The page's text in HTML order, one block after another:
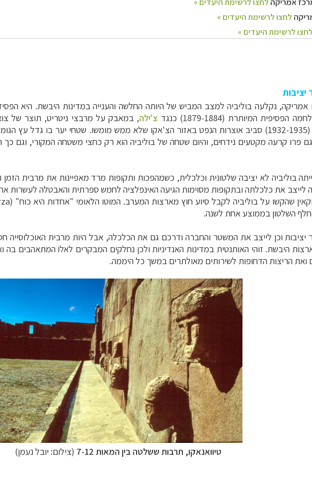
יציבות
המיותרת (1879-1884) כנגד
צ'ילה, במאבק על מרבצי ניטריט, תוצר של
פרגוואי במלחמה מיותרת (1932-1935) סביב אוצרות הנפט באזור הצ'אקו שלא ממש מומשו. שטחי יער
פרו קרעה מקטעים נידחים, והיום שטחה של בוליביה הוא רק כחצי משטחה המקורי, וגם
בוליביה לא יציבה שלטונית וכלכלית, כשמהפכות ותקופות מרד מאפיינות את מרבית
את כלכלתה ובתקופות מסוימות הגיעה האינפלציה לחמש ספרתית והאבטלה לעשרות
שהקשו על בוליביה לקבל סיוע חוץ מארצות המערב. המוטו הלאומי "אחדות היא כוח"
השלטון בממוצע אחת לשנה.
יציבות וכן לייצב את המשטר והחברה ודרכם גם את הכלכלה, אבל היות מרבית
היבשת. זוהי האותנטית במדינות האנדיניות ולכן נחלקים המבקרים לאלו המתאהבים
ואת הריצות הדחופות לשירותים מאולתרים במשך כל היממה.
טיוואנאקו, תרבות ששלטה בין המאות 7-12 (צילום: יובל נעמן)